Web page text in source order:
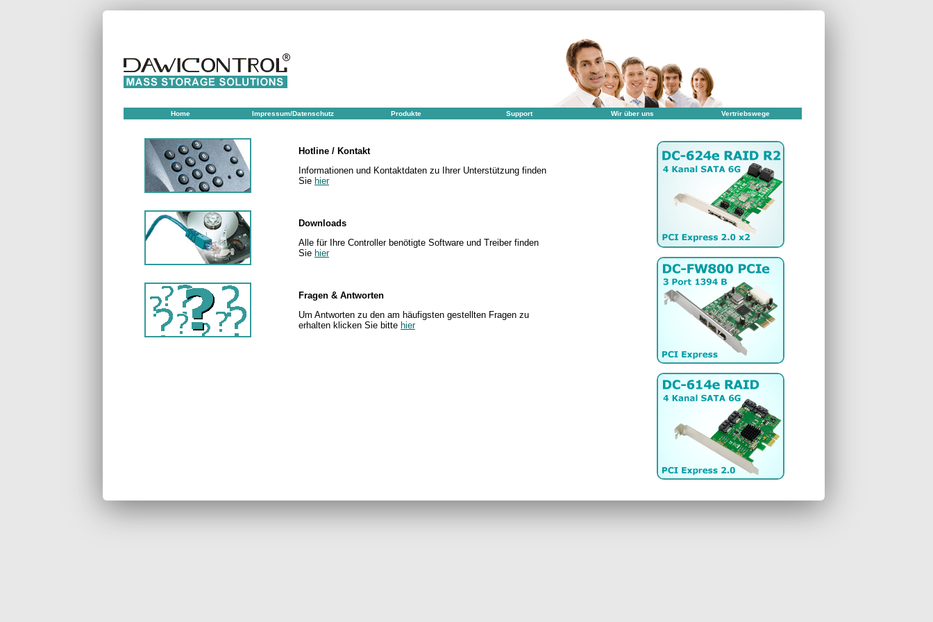
Home Impressum/Datenschutz Produkte Support Wir über uns Vertriebswege
Hotline / Kontakt
Informationen und Kontaktdaten zu Ihrer Unterstützung finden
Sie hier
Downloads
Alle für Ihre Controller benötigte Software und Treiber finden
Sie hier
Fragen & Antworten
Um Antworten zu den am häufigsten gestellten Fragen zu
erhalten klicken Sie bitte hier